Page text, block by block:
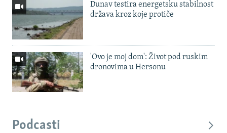
Dunav testira energetsku stabilnost
država kroz koje protiče
'Ovo je moj dom': Život pod ruskim
dronovima u Hersonu
Podcasti